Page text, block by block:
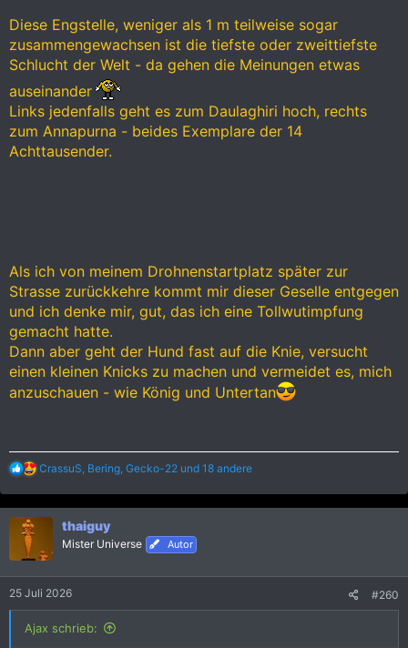
Diese Engstelle, weniger als 1 m teilweise sogar
zusammengewachsen ist die tiefste oder zweittiefste
Schlucht der Welt - da gehen die Meinungen etwas
auseinander
Links jedenfalls geht es zum Daulaghiri hoch, rechts
zum Annapurna - beides Exemplare der 14
Achttausender.
Als ich von meinem Drohnenstartplatz später zur
Strasse zurückkehre kommt mir dieser Geselle entgegen
und ich denke mir, gut, das ich eine Tollwutimpfung
gemacht hatte.
Dann aber geht der Hund fast auf die Knie, versucht
einen kleinen Knicks zu machen und vermeidet es, mich
anzuschauen - wie König und Untertan
R
a
k
o
n
:
CrassuS Bering Gecko-22 und 18 andere
thaiguy
Mister Universe Autor
25 Juli 2026 #260
Ajax schrieb: